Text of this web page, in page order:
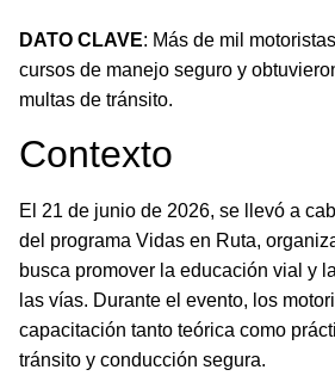
DATO CLAVE: Más de mil
cursos de manejo seguro y
multas de tránsito.
Contexto
El 21 de junio de 2026, se llevó a
del programa Vidas en Ruta,
busca promover la educación vial y
las vías. Durante el evento, los
capacitación tanto teórica como
tránsito y conducción segura.